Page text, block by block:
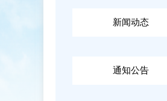
新闻动态
通知公告